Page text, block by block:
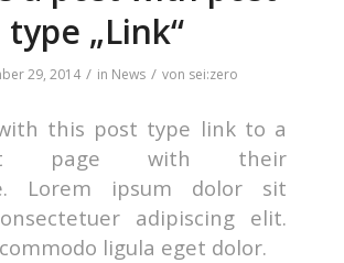
type „Link“
29, 2014 / in News / von sei:zero
this post type link to a
page with their
Lorem ipsum dolor sit
adipiscing elit.
ligula eget dolor.